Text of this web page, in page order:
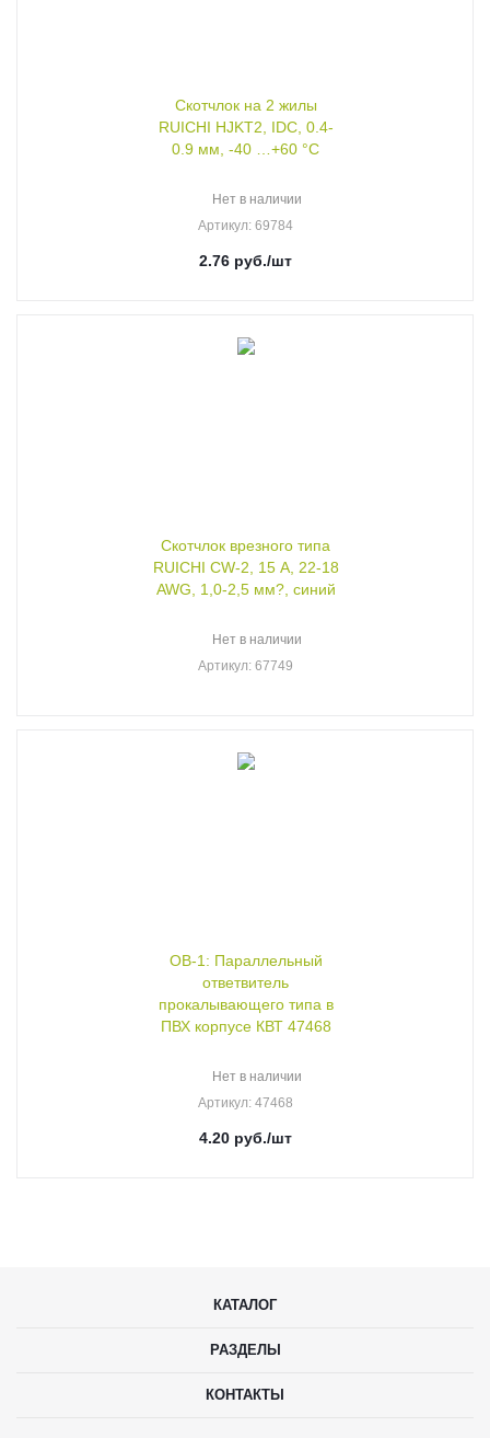
Скотчлок на 2 жилы
RUICHI HJKT2, IDC, 0.4-
0.9 мм, -40 …+60 °С
Нет в наличии
Артикул: 69784
2.76 руб./шт
Скотчлок врезного типа
RUICHI CW-2, 15 А, 22-18
AWG, 1,0-2,5 мм?, синий
Нет в наличии
Артикул: 67749
ОВ-1: Параллельный
ответвитель
прокалывающего типа в
ПВХ корпусе КВТ 47468
Нет в наличии
Артикул: 47468
4.20 руб./шт
КАТАЛОГ
РАЗДЕЛЫ
КОНТАКТЫ